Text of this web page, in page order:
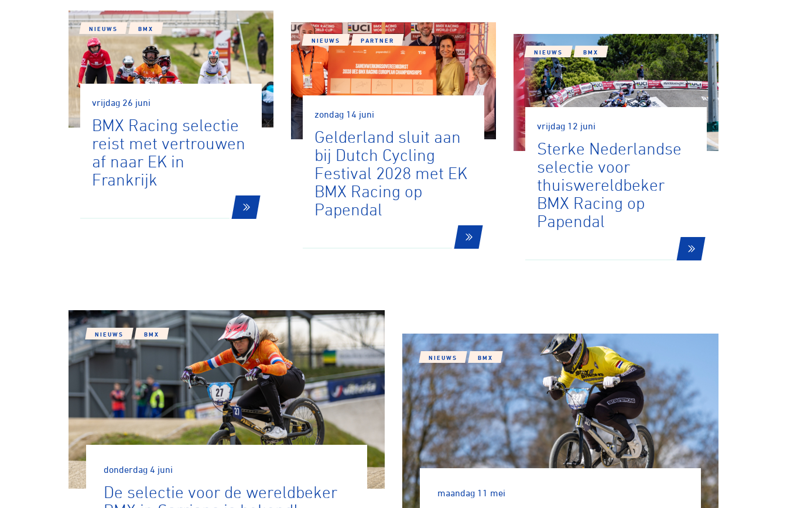
NIEUWS BMX
vrijdag 26 juni
BMX Racing selectie
reist met vertrouwen
af naar EK in
Frankrijk
NIEUWS PARTNER
zondag 14 juni
Gelderland sluit aan
bij Dutch Cycling
Festival 2028 met EK
BMX Racing op
Papendal
NIEUWS BMX
vrijdag 12 juni
Sterke Nederlandse
selectie voor
thuiswereldbeker
BMX Racing op
Papendal
NIEUWS BMX
donderdag 4 juni
De selectie voor de wereldbeker
NIEUWS BMX
maandag 11 mei
Wegwielrennen Mountainbiken
BMX Race E-Racing
ID-Cycling